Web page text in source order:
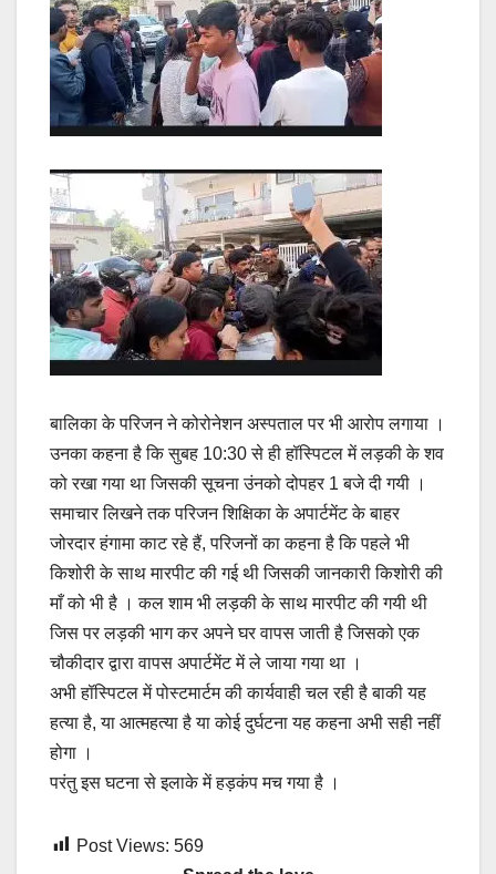
बालिका के परिजन ने कोरोनेशन अस्पताल पर भी आरोप लगाया ।
उनका कहना है कि सुबह 10:30 से ही हॉस्पिटल में लड़की के शव
को रखा गया था जिसकी सूचना उंनको दोपहर 1 बजे दी गयी ।
समाचार लिखने तक परिजन शिक्षिका के अपार्टमेंट के बाहर
जोरदार हंगामा काट रहे हैं, परिजनों का कहना है कि पहले भी
किशोरी के साथ मारपीट की गई थी जिसकी जानकारी किशोरी की
माँ को भी है । कल शाम भी लड़की के साथ मारपीट की गयी थी
जिस पर लड़की भाग कर अपने घर वापस जाती है जिसको एक
चौकीदार द्वारा वापस अपार्टमेंट में ले जाया गया था ।
अभी हॉस्पिटल में पोस्टमार्टम की कार्यवाही चल रही है बाकी यह
हत्या है, या आत्महत्या है या कोई दुर्घटना यह कहना अभी सही नहीं
होगा ।
परंतु इस घटना से इलाके में हड़कंप मच गया है ।
Post Views: 569